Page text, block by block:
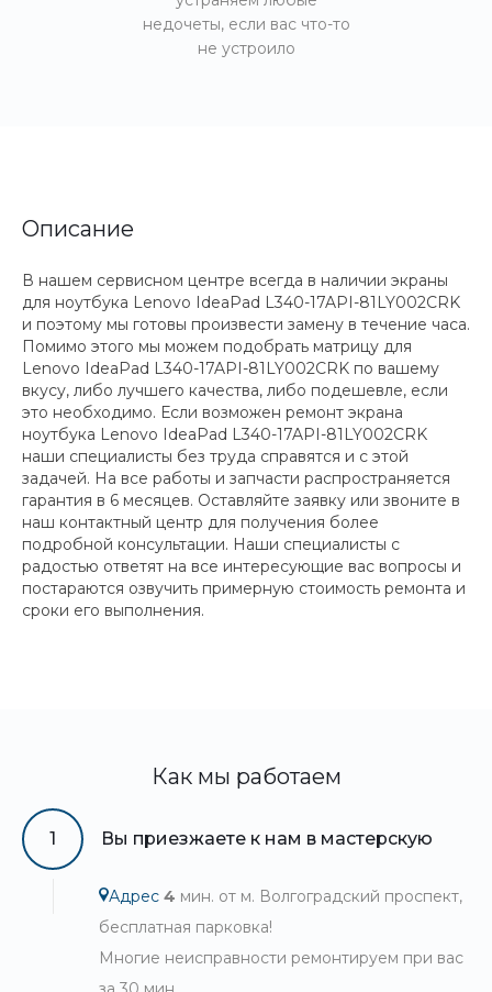
недочеты, если вас что-то
не устроило
Описание
В нашем сервисном центре всегда в наличии экраны
для ноутбука Lenovo IdeaPad L340-17API-81LY002CRK
и поэтому мы готовы произвести замену в течение часа.
Помимо этого мы можем подобрать матрицу для
Lenovo IdeaPad L340-17API-81LY002CRK по вашему
вкусу, либо лучшего качества, либо подешевле, если
это необходимо. Если возможен ремонт экрана
ноутбука Lenovo IdeaPad L340-17API-81LY002CRK
наши специалисты без труда справятся и с этой
задачей. На все работы и запчасти распространяется
гарантия в 6 месяцев. Оставляйте заявку или звоните в
наш контактный центр для получения более
подробной консультации. Наши специалисты с
радостью ответят на все интересующие вас вопросы и
постараются озвучить примерную стоимость ремонта и
сроки его выполнения.
Как мы работаем
1 Вы приезжаете к нам в мастерскую
Адрес 4 мин. от м. Волгоградский проспект,
бесплатная парковка!
Многие неисправности ремонтируем при вас